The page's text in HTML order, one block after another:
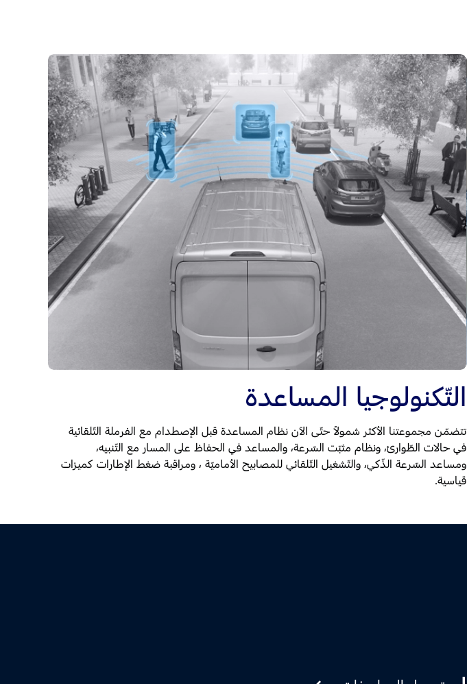
التّكنولوجيا المساعدة
تتضمّن مجموعتنا الأكثر شمولاً حتّى الآن نظام المساعدة قبل الإصطدام مع الفرملة التّلقائية
في حالات الطّوارئ، ونظام مثبّت السّرعة، والمساعد في الحفاظ على المسار مع التّنبيه،
ومساعد السّرعة الذّكي، والتّشغيل التّلقائي للمصابيح الأماميّة ، ومراقبة ضغط الإطارات كميزات
قياسية.